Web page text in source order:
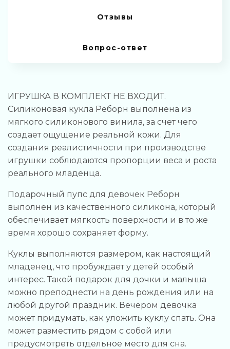
Отзывы
Вопрос-ответ
ИГРУШКА В КОМПЛЕКТ НЕ ВХОДИТ.
Силиконовая кукла Реборн выполнена из
мягкого силиконового винила, за счет чего
создает ощущение реальной кожи. Для
создания реалистичности при производстве
игрушки соблюдаются пропорции веса и роста
реального младенца.
Подарочный пупс для девочек Реборн
выполнен из качественного силикона, который
обеспечивает мягкость поверхности и в то же
время хорошо сохраняет форму.
Куклы выполняются размером, как настоящий
младенец, что пробуждает у детей особый
интерес. Такой подарок для дочки и малыша
можно преподнести на день рождения или на
любой другой праздник. Вечером девочка
может придумать, как уложить куклу спать. Она
может разместить рядом с собой или
предусмотреть отдельное место для сна.